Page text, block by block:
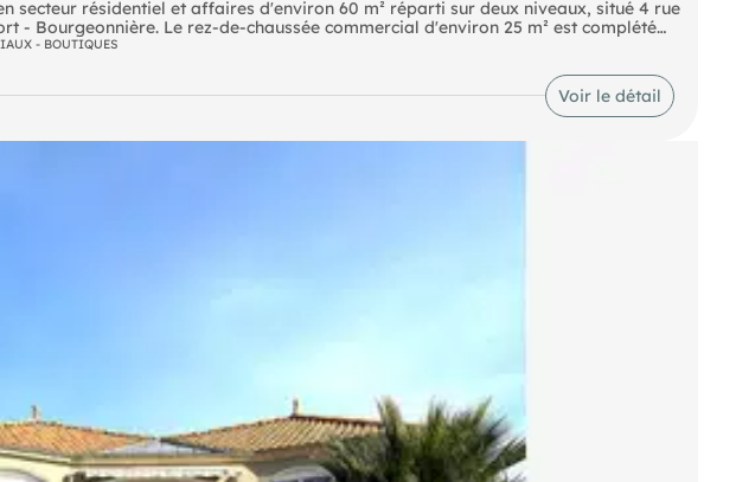
secteur résidentiel et affaires d'environ 60 m² réparti sur deux niveaux, situé 4 rue
- Bourgeonnière. Le rez-de-chaussée commercial d'environ 25 m² est complété
avec WC. Local libre, bail commercial 3-6-9, disponibilité immédiate. Loyer
la transmission du dossier. Les éléments détaillés relatifs aux risques (dont radon
dans le dossier. Pour toute information complémentaire ou organiser une visite,
- BOUTIQUES
Voir le détail